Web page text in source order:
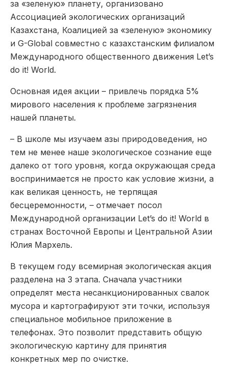
за «зеленую» планету, организовано
Ассоциацией экологических организаций
Казахстана, Коалицией за «зеленую» экономику
и G-Global совместно с казахстанским филиалом
Международного общественного движения Let’s
do it! World.
Основная идея акции – привлечь порядка 5%
мирового населения к проблеме загрязнения
нашей планеты.
– В школе мы изучаем азы природоведения, но
тем не менее наше экологическое сознание еще
далеко от того уровня, когда окружающая среда
воспринимается не просто как условие жизни, а
как великая ценность, не терпящая
бесцеремонности, – отмечает посол
Международной организации Let’s do it! World в
странах Восточной Европы и Центральной Азии
Юлия Мархель.
В текущем году всемирная экологическая акция
разделена на 3 этапа. Сначала участники
определят места несанкционированных свалок
мусора и картографируют эти точки, используя
специальное мобильное приложение в
телефонах. Это позволит представить общую
экологическую картину для принятия
конкретных мер по очистке.